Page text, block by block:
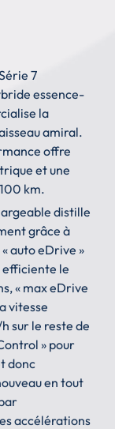
7
essence-
la
amiral.
offre
et une
km.
distille
grâce à
auto eDrive »
efficiente le
« max eDrive
vitesse
sur le reste de
» pour
donc
en tout
accélérations